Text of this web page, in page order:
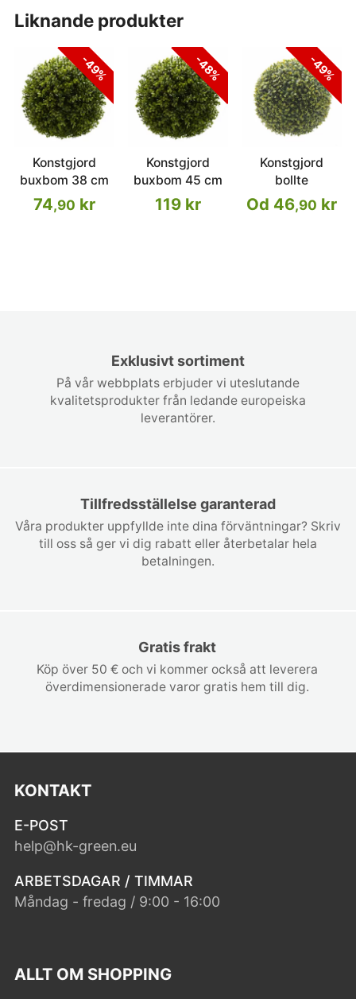
Exklusivt sortiment
På vår webbplats erbjuder vi uteslutande
kvalitetsprodukter från ledande europeiska
leverantörer.
Tillfredsställelse garanterad
Våra produkter uppfyllde inte dina förväntningar? Skriv
till oss så ger vi dig rabatt eller återbetalar hela
betalningen.
Gratis frakt
Köp över 50 € och vi kommer också att leverera
överdimensionerade varor gratis hem till dig.
liknande produkter
-49%
Konstgjord
buxbom 38 cm
74,90 kr
-48%
Konstgjord
buxbom 45 cm
119 kr
-49%
Konstgjord
bollte
Od 46,90 kr
KONTAKT
E-POST
help@hk-green.eu
ARBETSDAGAR / TIMMAR
Måndag - fredag / 9:00 - 16:00
ALLT OM SHOPPING